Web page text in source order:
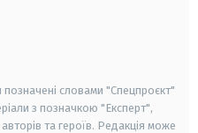
позначені словами "Спецпроєкт"
з позначкою "Експерт",
та героїв. Редакція може